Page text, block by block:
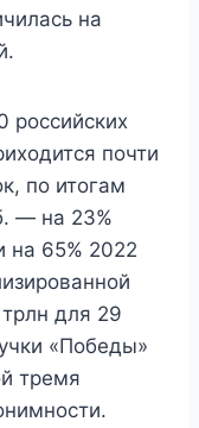
на
российских
почти
по итогам
— на 23%
на 65% 2022
для 29
«Победы»
тремя